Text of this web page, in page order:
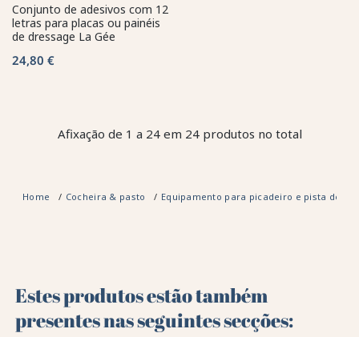
Conjunto de adesivos com 12
letras para placas ou painéis
de dressage La Gée
24,80 €
Afixação de 1 a 24 em 24 produtos no total
Home Cocheira & pasto Equipamento para picadeiro e pista de
Estes produtos estão também
presentes nas seguintes secções: